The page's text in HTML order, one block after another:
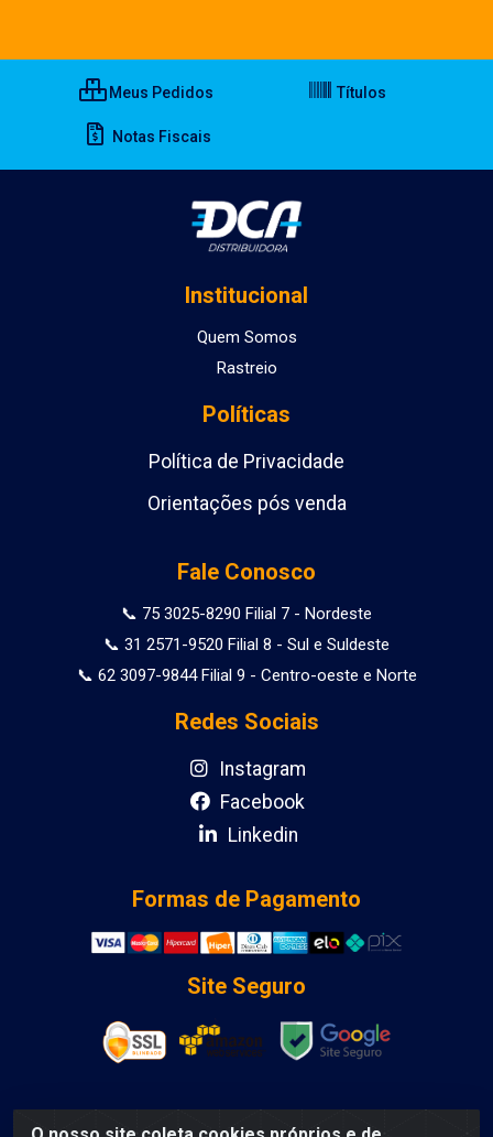
Meus Pedidos Títulos
Notas Fiscais
Institucional
Quem Somos
Rastreio
Políticas
Política de Privacidade
Orientações pós venda
Fale Conosco
📞 75 3025-8290 Filial 7 - Nordeste
📞 31 2571-9520 Filial 8 - Sul e Suldeste
📞 62 3097-9844 Filial 9 - Centro-oeste e Norte
Redes Sociais
Instagram
Facebook
Linkedin
Formas de Pagamento
Site Seguro